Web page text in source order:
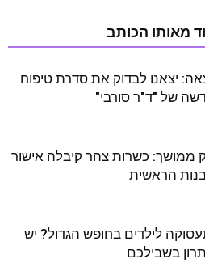
מאותו הכותב
יצאנו לבדוק את סדרת טיפוח
של "ד"ר סורבי"
ממושך: כשרות צהר קיבלה אישור
הראשית
לילדים בחופש הגדול? יש
בשבילכם